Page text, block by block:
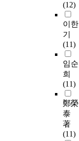
(12)
이한
기
(11)
임순
희
(11)
鄭榮
泰
著
(11)